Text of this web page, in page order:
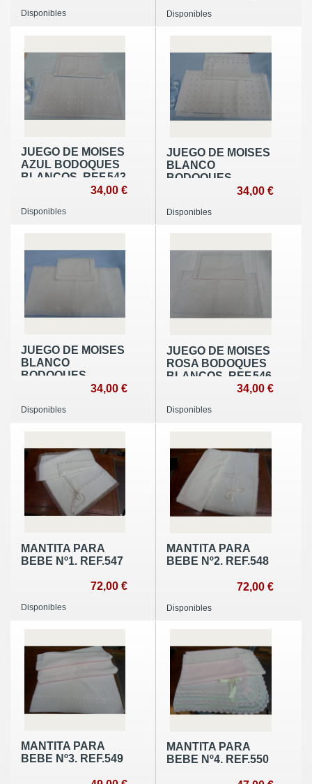
Disponibles Disponibles
JUEGO DE MOISES
AZUL BODOQUES
BLANCOS. REF.543
34,00 €
Disponibles
JUEGO DE MOISES
BLANCO
BODOQUES
AZULES. REF.544
34,00 €
Disponibles
JUEGO DE MOISES
BLANCO
BODOQUES
BLANCOS. REF.545
34,00 €
Disponibles
JUEGO DE MOISES
ROSA BODOQUES
BLANCOS. REF.546
34,00 €
Disponibles
MANTITA PARA
BEBE Nº1. REF.547
72,00 €
Disponibles
MANTITA PARA
BEBE Nº2. REF.548
72,00 €
Disponibles
MANTITA PARA
BEBE Nº3. REF.549
MANTITA PARA
BEBE Nº4. REF.550